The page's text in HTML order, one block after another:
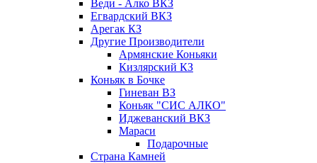
Веди - Алко ВКЗ
Егвардский ВКЗ
Арегак КЗ
Другие Производители
Армянские Коньяки
Кизлярский КЗ
Коньяк в Бочке
Гиневан ВЗ
Коньяк "СИС АЛКО"
Иджеванский ВКЗ
Мараси
Подарочные
Страна Камней